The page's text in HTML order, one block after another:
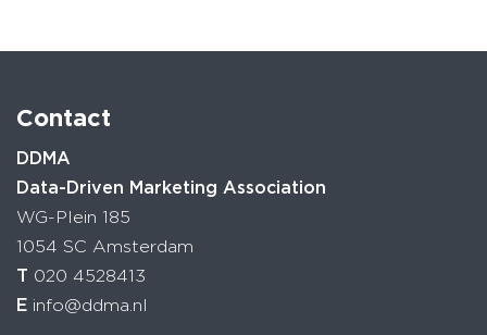
Contact
DDMA
Data-Driven Marketing Association
WG-Plein 185
1054 SC Amsterdam
T 020 4528413
E info@ddma.nl